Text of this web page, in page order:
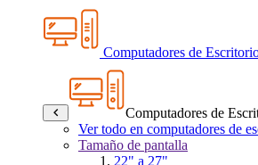
Computadores de
Computadores de
Ver todo en computadores de
Tamaño de pantalla
22" a 27"